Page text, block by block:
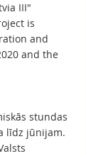
III"
is
and
and the
stundas
līdz jūnijam.